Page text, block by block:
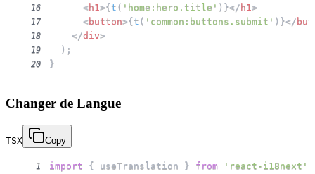
16 < h1>{t ( 'home:hero.title' ) }</ h1>
17 < button>{t ( 'common:buttons.submit' ) }</
18 </div>
19 ) ;
20 }
Changer de Langue
TSX Copy
1 import { useTranslation } from 'react-i18next'